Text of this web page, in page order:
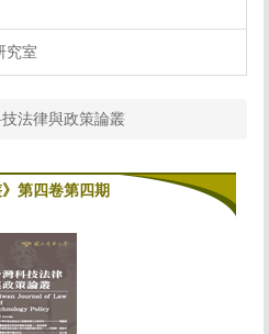
究室
法律與政策論叢
第四卷第四期